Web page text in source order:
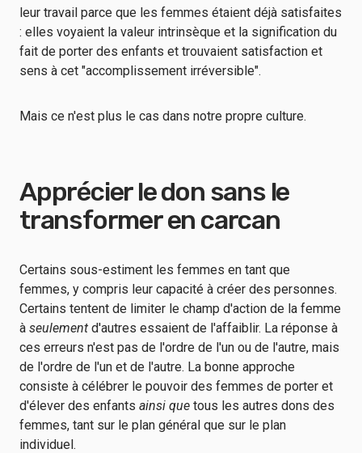
leur travail parce que les femmes étaient déjà satisfaites
: elles voyaient la valeur intrinsèque et la signification du
fait de porter des enfants et trouvaient satisfaction et
sens à cet "accomplissement irréversible".
Mais ce n'est plus le cas dans notre propre culture.
Apprécier le don sans le
transformer en carcan
Certains sous-estiment les femmes en tant que
femmes, y compris leur capacité à créer des personnes.
Certains tentent de limiter le champ d'action de la femme
à seulement d'autres essaient de l'affaiblir. La réponse à
ces erreurs n'est pas de l'ordre de l'un ou de l'autre, mais
de l'ordre de l'un et de l'autre. La bonne approche
consiste à célébrer le pouvoir des femmes de porter et
d'élever des enfants ainsi que tous les autres dons des
femmes, tant sur le plan général que sur le plan
individuel.